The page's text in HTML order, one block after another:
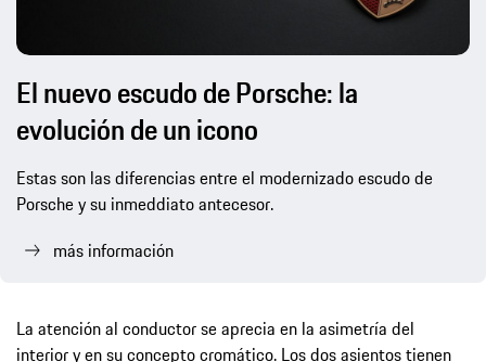
El nuevo escudo de Porsche: la
evolución de un icono
Estas son las diferencias entre el modernizado escudo de
Porsche y su inmeddiato antecesor.
más información
La atención al conductor se aprecia en la asimetría del
interior y en su concepto cromático. Los dos asientos tienen